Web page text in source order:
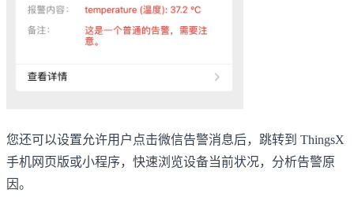
您还可以设置允许用户点击微信告警消息后，跳转到 ThingsX
手机网页版或小程序，快速浏览设备当前状况，分析告警原
因。